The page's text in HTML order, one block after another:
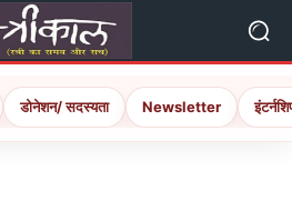
डोनेशन/ सदस्यता Newsletter